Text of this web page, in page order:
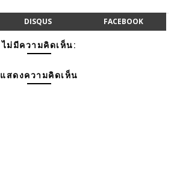
DISQUS FACEBOOK
ไม่มีความคิดเห็น:
แสดงความคิดเห็น